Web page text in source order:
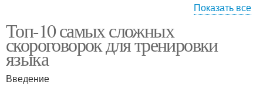
Скороговорки для
развития
сложности
Показать все
Топ-10 самых сложных
скороговорок для тренировки
языка
Введение